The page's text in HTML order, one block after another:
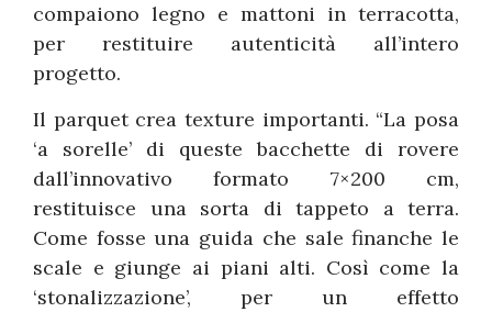
compaiono legno e mattoni in terracotta,
per restituire autenticità all’intero
progetto.
Il parquet crea texture importanti. “La posa
‘a sorelle’ di queste bacchette di rovere
dall’innovativo formato 7×200 cm,
restituisce una sorta di tappeto a terra.
Come fosse una guida che sale finanche le
scale e giunge ai piani alti. Così come la
‘stonalizzazione’, per un effetto